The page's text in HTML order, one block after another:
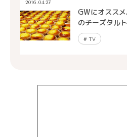
2016.04.27
GWにオスス
のチーズタルト
#TV